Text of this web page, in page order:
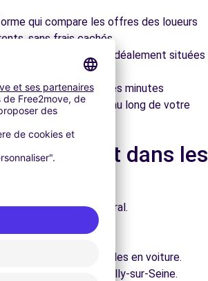
qui compare les offres des loueurs
sans frais cachés.
agences partenaires, idéalement situées
séjour.
véhicule en quelques minutes
accompagner tout au long de votre
Seine et dans les
patrimoine architectural.
sur-Seine.
facilement accessibles en voiture.
et marchés de Neuilly-sur-Seine.